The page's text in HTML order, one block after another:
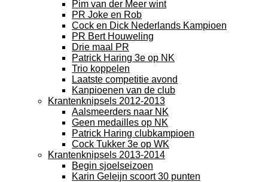
Pim van der Meer wint
PR Joke en Rob
Cock en Dick Nederlands Kampioen
PR Bert Houweling
Drie maal PR
Patrick Haring 3e op NK
Trio koppelen
Laatste competitie avond
Kanpioenen van de club
Krantenknipsels 2012-2013
Aalsmeerders naar NK
Geen medailles op NK
Patrick Haring clubkampioen
Cock Tukker 3e op WK
Krantenknipsels 2013-2014
Begin sjoelseizoen
Karin Geleijn scoort 30 punten